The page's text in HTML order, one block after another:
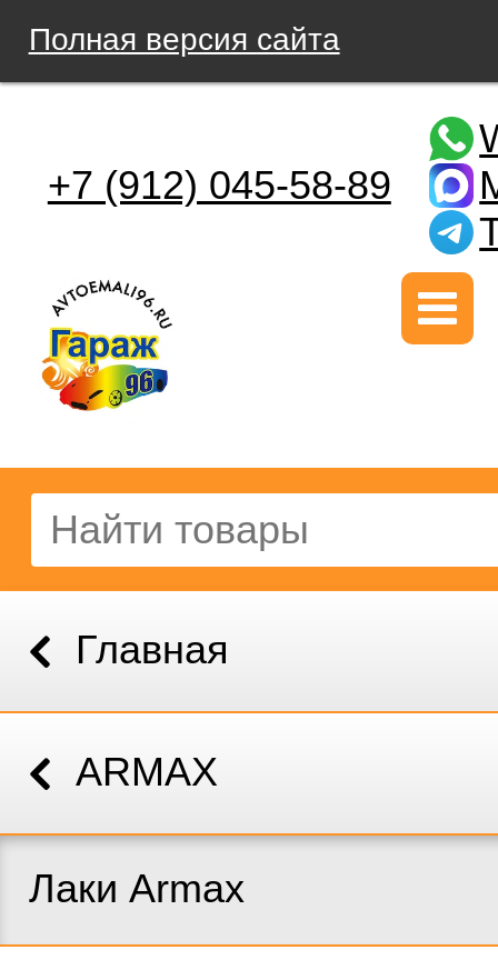
Полная версия сайта
+7 (912) 045-58-89
Главная
ARMAX
Лаки Armax